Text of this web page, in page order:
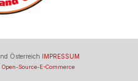
Österreich IMPRESSUM
Open-Source-E-Commerce